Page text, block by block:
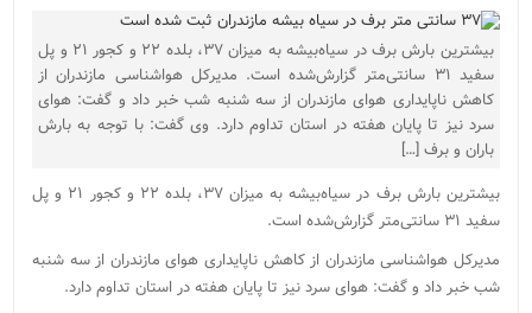
بیشترین بارش برف در سیاه‌بیشه به میزان ۳۷، بلده ۲۲ و کجور ۲۱ و پل
سفید ۳۱ سانتی‌متر گزارش‌شده است. مدیرکل هواشناسی مازندران از
کاهش ناپایداری هوای مازندران از سه شنبه شب خبر داد و گفت: هوای
سرد نیز تا پایان هفته در استان تداوم دارد. وی گفت: با توجه به بارش
باران و برف […]
بیشترین بارش برف در سیاه‌بیشه به میزان ۳۷، بلده ۲۲ و کجور ۲۱ و پل
سفید ۳۱ سانتی‌متر گزارش‌شده است.
مدیرکل هواشناسی مازندران از کاهش ناپایداری هوای مازندران از سه شنبه
شب خبر داد و گفت: هوای سرد نیز تا پایان هفته در استان تداوم دارد.